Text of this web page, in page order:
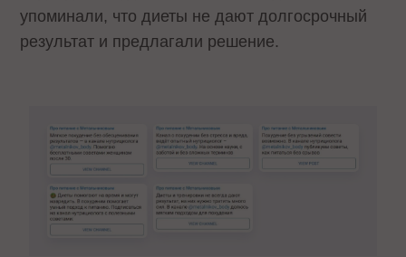
упоминали, что диеты не дают долгосрочный
результат и предлагали решение.